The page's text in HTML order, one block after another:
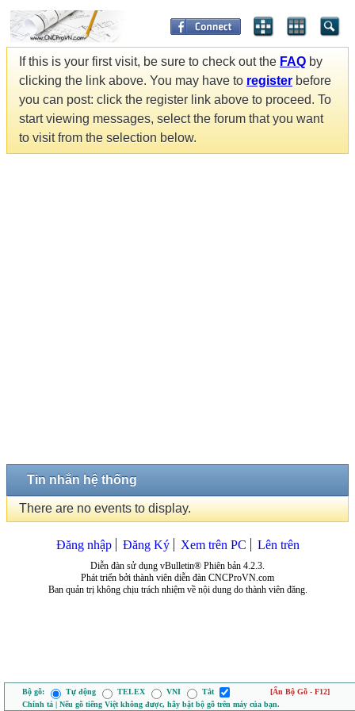
If this is your first visit, be sure to check out the FAQ by
clicking the link above. You may have to register before
you can post: click the register link above to proceed. To
start viewing messages, select the forum that you want
to visit from the selection below.
Tin nhắn hệ thống
There are no events to display.
Đăng nhập Đăng Ký Xem trên PC Lên trên
Diễn đàn sử dụng vBulletin® Phiên bản 4.2.3.
Phát triển bởi thành viên diễn đàn CNCProVN.com
Ban quản trị không chịu trách nhiệm về nội dung do thành viên đăng.
Bộ gõ: Tự động TELEX VNI Tắt
[Ẩn Bộ Gõ - F12]
Chính tả | Nếu gõ tiếng Việt không được, hãy bật bộ gõ trên máy của bạn.